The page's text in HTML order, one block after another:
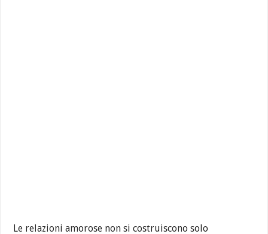
Le relazioni amorose non si costruiscono solo